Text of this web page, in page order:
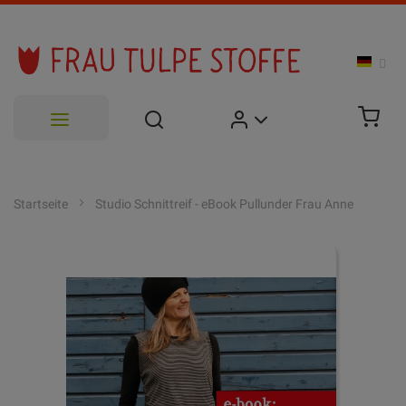
Startseite Studio Schnittreif - eBook Pullunder Frau Anne
Bildgalerie
springen